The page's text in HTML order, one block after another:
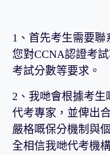
1、首先考生需要
您對CCNA認證考
考試分數等要求。
2、我哋會根據考
代考專家，並俾出
嚴格嘅保分機制與
全相信我哋代考機